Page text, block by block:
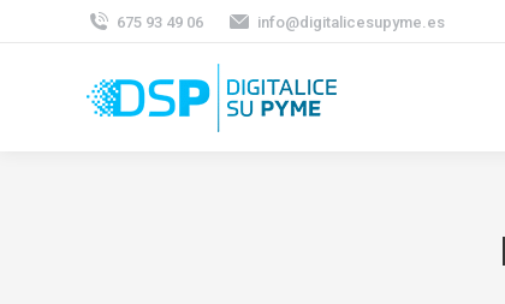
675 93 49 06 info@digitalicesupyme.es